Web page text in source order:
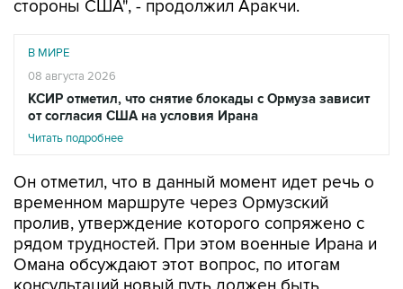
стороны США", - продолжил Аракчи.
В МИРЕ
08 августа 2026
КСИР отметил, что снятие блокады с Ормуза зависит
от согласия США на условия Ирана
Читать подробнее
Он отметил, что в данный момент идет речь о
временном маршруте через Ормузский
пролив, утверждение которого сопряжено с
рядом трудностей. При этом военные Ирана и
Омана обсуждают этот вопрос, по итогам